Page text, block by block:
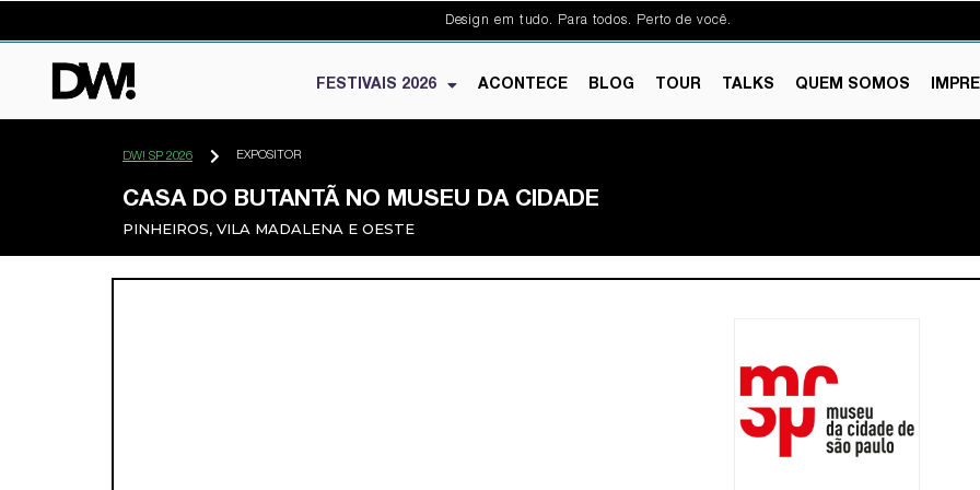
Design em tudo. Para todos. Perto de você.
FESTIVAIS 2026 ACONTECE BLOG TOUR TALKS QUEM SOMOS
DW! SP 2026 EXPOSITOR
CASA DO BUTANTÃ NO MUSEU DA CIDADE
PINHEIROS, VILA MADALENA E OESTE